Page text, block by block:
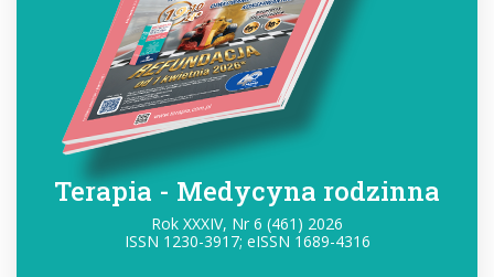
Terapia - Medycyna rodzinna
Rok XXXIV, Nr 6 (461) 2026
ISSN 1230-3917; eISSN 1689-4316